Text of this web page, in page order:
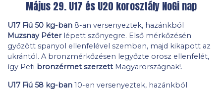
Május 29. U17 és U20 korosztály NoGi nap
U17 Fiú 50 kg-ban 8-an versenyeztek, hazánkból
Muzsnay Péterlépett szőnyegre. Első mérkőzésén
győzött spanyol ellenfelével szemben, majd kikapott az
ukrántól. A bronzmérkőzésen legyőzte orosz ellenfelét,
így Peti bronzérmet szerzett Magyarországnak!.
U17 Fiú 58 kg-ban 10-en versenyeztek, hazánkból